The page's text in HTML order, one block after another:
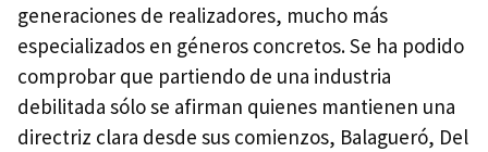
generaciones de realizadores, mucho más
especializados en géneros concretos. Se ha podido
comprobar que partiendo de una industria
debilitada sólo se afirman quienes mantienen una
directriz clara desde sus comienzos, Balagueró, Del